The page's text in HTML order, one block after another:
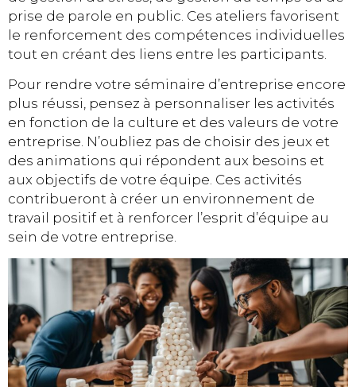
prise de parole en public. Ces ateliers favorisent
le renforcement des compétences individuelles
tout en créant des liens entre les participants.
Pour rendre votre séminaire d’entreprise encore
plus réussi, pensez à personnaliser les activités
en fonction de la culture et des valeurs de votre
entreprise. N’oubliez pas de choisir des jeux et
des animations qui répondent aux besoins et
aux objectifs de votre équipe. Ces activités
contribueront à créer un environnement de
travail positif et à renforcer l’esprit d’équipe au
sein de votre entreprise.